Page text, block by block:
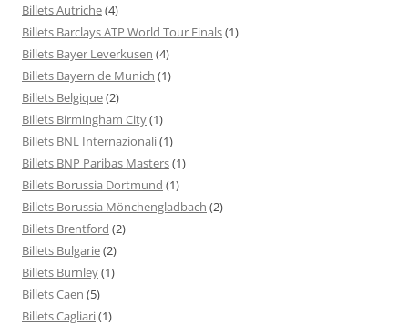
Billets Autriche(4)
Billets Barclays ATP World Tour Finals(1)
Billets Bayer Leverkusen (4)
Billets Bayern de Munich (1)
Billets Belgique(2)
Billets Birmingham City(1)
Billets BNL Internazionali(1)
Billets BNP Paribas Masters(1)
Billets Borussia Dortmund (1)
Billets Borussia Mönchengladbach (2)
Billets Brentford (2)
Billets Bulgarie(2)
Billets Burnley(1)
Billets Caen (5)
Billets Cagliari(1)